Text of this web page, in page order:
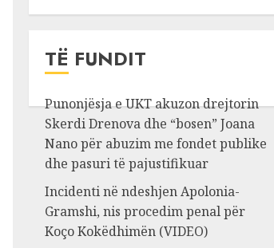
TË FUNDIT
Punonjësja e UKT akuzon drejtorin
Skerdi Drenova dhe “bosen” Joana
Nano për abuzim me fondet publike
dhe pasuri të pajustifikuar
Incidenti në ndeshjen Apolonia-
Gramshi, nis procedim penal për
Koço Kokëdhimën (VIDEO)